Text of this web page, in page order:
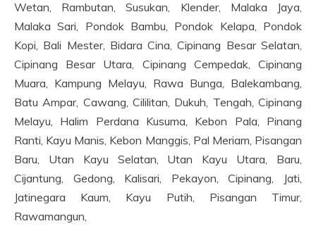
Wetan, Rambutan, Susukan, Klender, Malaka Jaya,
Malaka Sari, Pondok Bambu, Pondok Kelapa, Pondok
Kopi, Bali Mester, Bidara Cina, Cipinang Besar Selatan,
Cipinang Besar Utara, Cipinang Cempedak, Cipinang
Muara, Kampung Melayu, Rawa Bunga, Balekambang,
Batu Ampar, Cawang, Cililitan, Dukuh, Tengah, Cipinang
Melayu, Halim Perdana Kusuma, Kebon Pala, Pinang
Ranti, Kayu Manis, Kebon Manggis, Pal Meriam, Pisangan
Baru, Utan Kayu Selatan, Utan Kayu Utara, Baru,
Cijantung, Gedong, Kalisari, Pekayon, Cipinang, Jati,
Jatinegara Kaum, Kayu Putih, Pisangan Timur,
Rawamangun,